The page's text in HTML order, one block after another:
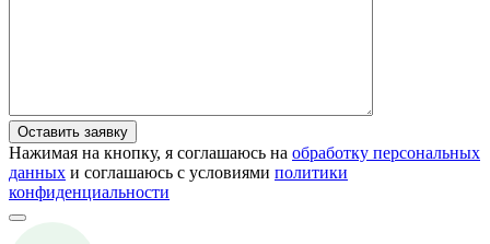
Нажимая на кнопку, я соглашаюсь на обработку персональных
данных и соглашаюсь с условиями политики
конфиденциальности